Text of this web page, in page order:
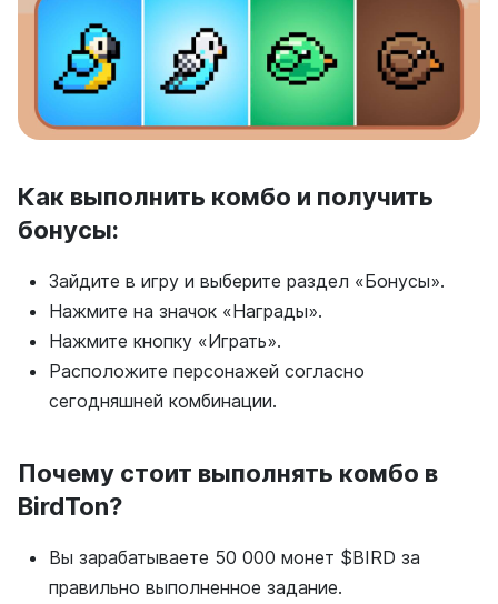
Как выполнить комбо и получить
бонусы:
Зайдите в игру и выберите раздел «Бонусы».
Нажмите на значок «Награды».
Нажмите кнопку «Играть».
Расположите персонажей согласно
сегодняшней комбинации.
Почему стоит выполнять комбо в
BirdTon?
Вы зарабатываете 50 000 монет $BIRD за
правильно выполненное задание.